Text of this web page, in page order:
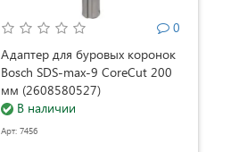
0
Адаптер для буровых коронок
Bosch SDS-max-9 CoreCut 200
мм (2608580527)
В наличии
Арт: 7456